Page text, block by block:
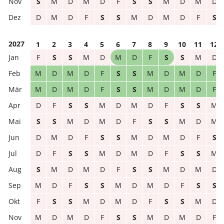
D
M D F S S M D M D F S
2027 1 2 3 4 5 6 7 8 9 10 11
12
F
S S M D M D F S S M
D
M
D M D F S S M D M D
F
M
D M D F S S M D M D
F
D
F S S M D M D F S S
M
S
S M D M D F S S M D
M
D
M D F S S M D M D F
S
D
F S S M D M D F S S
M
S
M D M D F S S M D M
D
M
D F S S M D M D F S
S
F
S S M D M D F S S M
D
M
D M D F S S M D M D F